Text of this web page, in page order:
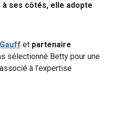
à ses côtés, elle adopte
et partenaire
sélectionné Betty pour une
à l’expertise